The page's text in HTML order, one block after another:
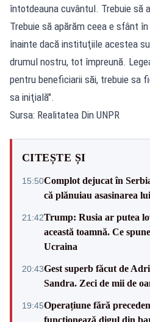
întotdeauna cuvântul. Trebuie să
Trebuie să apărăm ceea e sfânt
înainte dacă instituţiile acestea
drumul nostru, tot împreună.
pentru beneficiarii săi, trebuie sa
sa iniţială".
Sursa: Realitatea Din UNPR
CITEȘTE ȘI
15:50Complot dejucat în
că plănuiau asasinarea
21:42Trump: Rusia ar putea
această toamnă. Ce
Ucraina
20:43Gest superb făcut de
Sandra. Zeci de mii de
19:45Operațiune fără
funcționează digul din